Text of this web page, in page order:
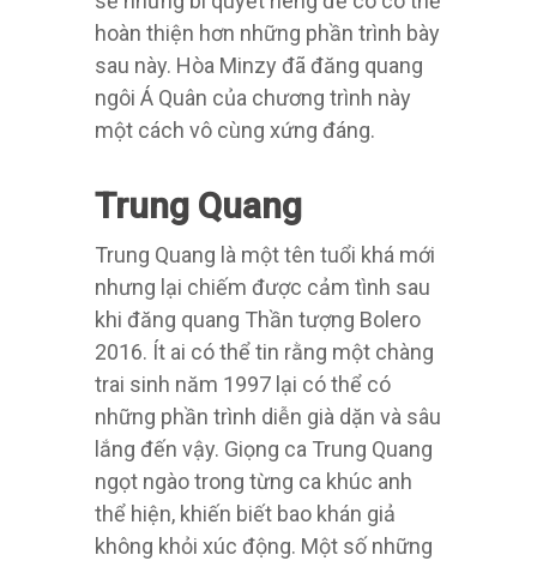
hoàn thiện hơn những phần trình bày
sau này. Hòa Minzy đã đăng quang
ngôi Á Quân của chương trình này
một cách vô cùng xứng đáng.
Trung Quang
Trung Quang là một tên tuổi khá mới
nhưng lại chiếm được cảm tình sau
khi đăng quang Thần tượng Bolero
2016. Ít ai có thể tin rằng một chàng
trai sinh năm 1997 lại có thể có
những phần trình diễn già dặn và sâu
lắng đến vậy. Giọng ca Trung Quang
ngọt ngào trong từng ca khúc anh
thể hiện, khiến biết bao khán giả
không khỏi xúc động. Một số những